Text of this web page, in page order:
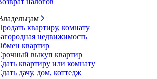
налогов
квартиру, комнату
недвижимость
квартир
выкуп квартир
квартиру или комнату
дачу, дом, коттедж